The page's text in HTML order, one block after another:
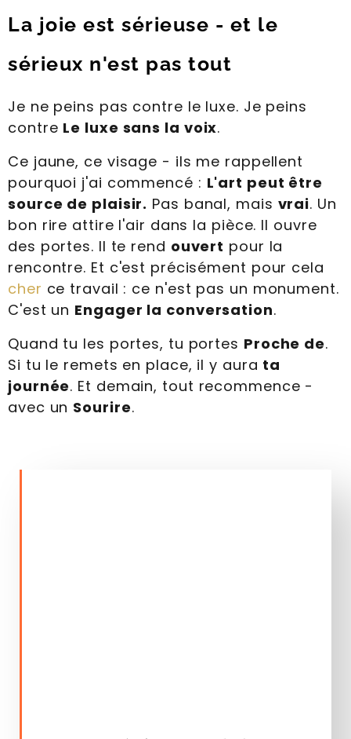
La joie est sérieuse - et le
sérieux n'est pas tout
Je ne peins pas contre le luxe. Je peins
contre Le luxe sans la voix.
Ce jaune, ce visage - ils me rappellent
pourquoi j'ai commencé : L'art peut être
source de plaisir. Pas banal, mais vrai. Un
bon rire attire l'air dans la pièce. Il ouvre
des portes. Il te rend ouvert pour la
rencontre. Et c'est précisément pour cela
cher ce travail : ce n'est pas un monument.
C'est un Engager la conversation.
Quand tu les portes, tu portes Proche de.
Si tu le remets en place, il y aura ta
journée. Et demain, tout recommence -
avec un Sourire.